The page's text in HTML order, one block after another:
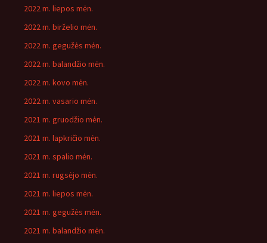
2022 m. liepos mėn.
2022 m. birželio mėn.
2022 m. gegužės mėn.
2022 m. balandžio mėn.
2022 m. kovo mėn.
2022 m. vasario mėn.
2021 m. gruodžio mėn.
2021 m. lapkričio mėn.
2021 m. spalio mėn.
2021 m. rugsėjo mėn.
2021 m. liepos mėn.
2021 m. gegužės mėn.
2021 m. balandžio mėn.